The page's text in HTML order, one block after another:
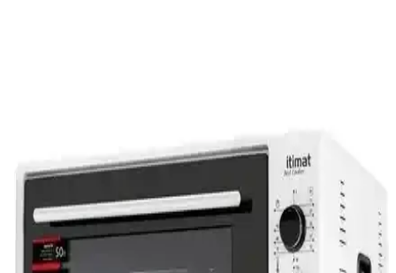
İki popüler elektrikli fırın olan CVS Dn 3984 Hamurcum Express
ve Innova Mini Fırın'ı detaylı karşılaştırıyoruz, özellikleri, kullanıcı
yorumları ve kullanım avantajlarıyla en uygun seçimi yapmanıza
Tifer Hamarat Plus Standart Boy Fırın: Evde Türk
Mutfağının Lezzetlerini Pişirmenin Pratik Yolu